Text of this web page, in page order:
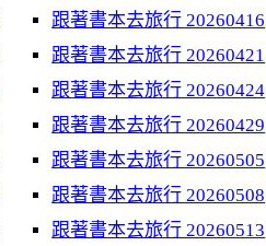
跟著書本去旅行 20260416
跟著書本去旅行 20260421
跟著書本去旅行 20260424
跟著書本去旅行 20260429
跟著書本去旅行 20260505
跟著書本去旅行 20260508
跟著書本去旅行 20260513